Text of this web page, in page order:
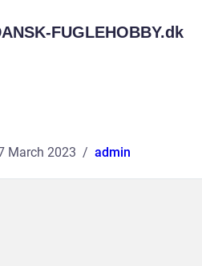
FUGLEHOBBY.dk
March 2023 admin